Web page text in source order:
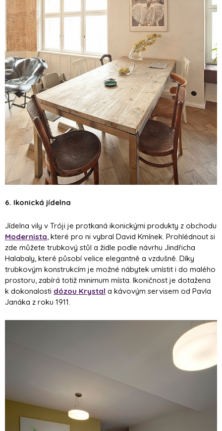
6. Ikonická jídelna
Jídelna vily v Tróji je protkaná ikonickými produkty z obchodu
Modernista , které pro ni vybral David Kmínek. Prohlédnout si
zde můžete trubkový stůl a židle podle návrhu Jindřicha
Halabaly, které působí velice elegantně a vzdušně. Díky
trubkovým konstrukcím je možné nábytek umístit i do malého
prostoru, zabírá totiž minimum místa. Ikoničnost je dotažena
k dokonalosti dózou Krystal a kávovým servisem od Pavla
Janáka z roku 1911.